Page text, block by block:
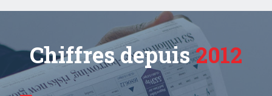
Chiffres depuis2012